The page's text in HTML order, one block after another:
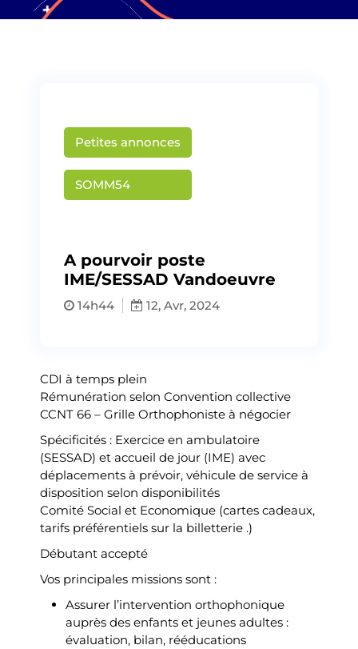
Petites annonces
SOMM54
A pourvoir poste
IME/SESSAD Vandoeuvre
14h44 12, Avr, 2024
CDI à temps plein
Rémunération selon Convention collective
CCNT 66 – Grille Orthophoniste à négocier
Spécificités : Exercice en ambulatoire
(SESSAD) et accueil de jour (IME) avec
déplacements à prévoir, véhicule de service à
disposition selon disponibilités
Comité Social et Economique (cartes cadeaux,
tarifs préférentiels sur la billetterie .)
Débutant accepté
Vos principales missions sont :
Assurer l’intervention orthophonique
auprès des enfants et jeunes adultes :
évaluation, bilan, rééducations